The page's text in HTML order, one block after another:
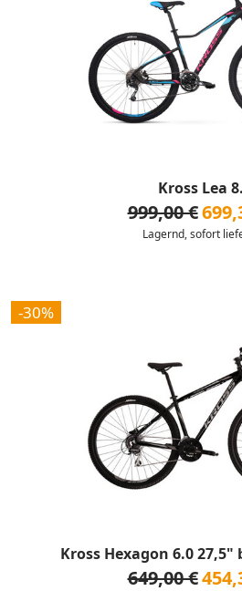
Kross Lea
999,00 €
Lagernd, sofort
-30%
Kross Hexagon 6.0 27,5"
649,00 €